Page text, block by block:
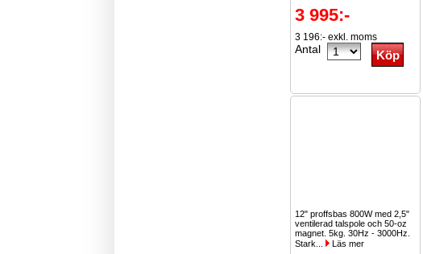
3 995:-
3 196:- exkl. moms
Antal
12" proffsbas 800W med 2,5"
ventilerad talspole och 50-oz
magnet. 5kg. 30Hz - 3000Hz.
Stark...
Läs mer